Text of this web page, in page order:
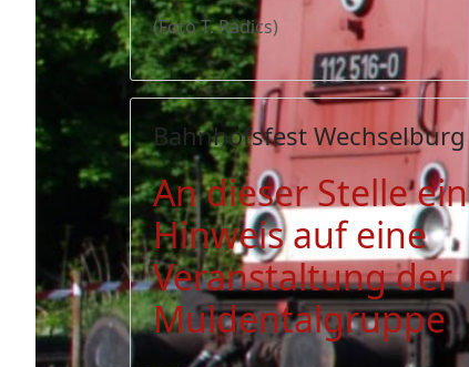
(Foto T. Radics)
Bahnhofsfest Wechselburg
An dieser Stelle ein
Hinweis auf eine
Veranstaltung der
Muldentalgruppe